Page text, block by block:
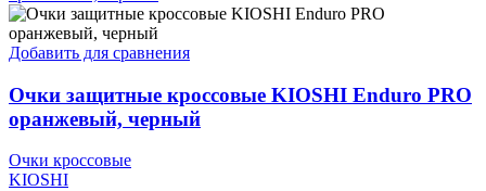
Добавить для сравнения
Очки защитные кроссовые KIOSHI Enduro PRO
оранжевый, черный
Очки кроссовые
KIOSHI